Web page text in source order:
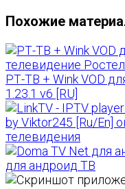
Похожие
РТ-ТВ + Wink VOD
1.23.1 v6 [RU]
by Viktor245 [Ru/En]
телевидения
для андроид ТВ